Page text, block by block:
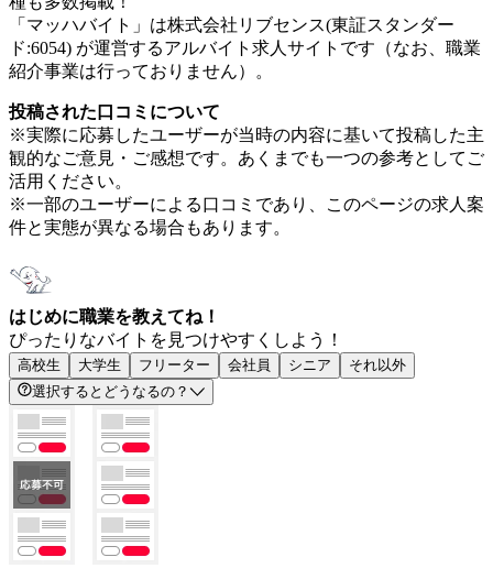
「マッハバイト」は株式会社リブセンス(東証スタンダー
ド:6054) が運営するアルバイト求人サイトです（なお、職業
紹介事業は行っておりません）。
投稿された口コミについて
※実際に応募したユーザーが当時の内容に基いて投稿した主
観的なご意見・ご感想です。あくまでも一つの参考としてご
活用ください。
※一部のユーザーによる口コミであり、このページの求人案
件と実態が異なる場合もあります。
はじめに職業を教えてね！
ぴったりなバイトを見つけやすくしよう！
高校生 大学生 フリーター 会社員 シニア
それ以外
選択するとどうなるの？